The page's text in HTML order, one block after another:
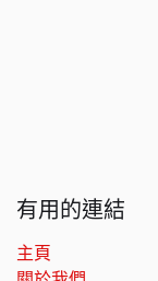
有用的連結
主頁